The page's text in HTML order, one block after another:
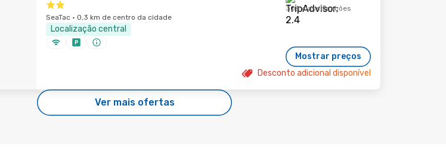
SeaTac · 0,3 km de centro da cidade
Localização central
308 classificações
Mostrar preços
Desconto adicional disponível
Ver mais ofertas